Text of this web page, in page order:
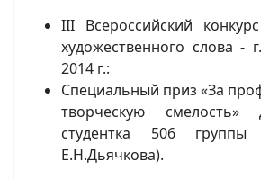
III Всероссийский
художественного слова -
2014 г.:
Специальный приз «За
творческую смелость»
студентка 506 группы
Е.Н.Дьячкова).